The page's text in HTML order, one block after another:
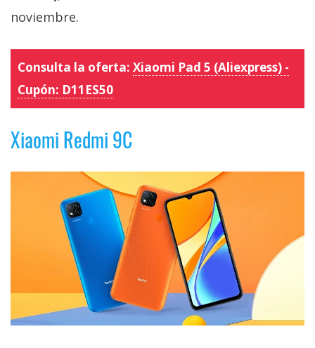
noviembre.
Consulta la oferta: Xiaomi Pad 5 (Aliexpress) -
Cupón: D11ES50
Xiaomi Redmi 9C